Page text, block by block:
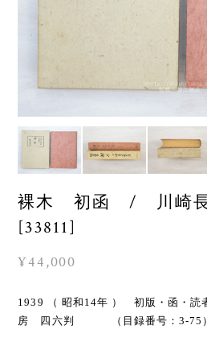
裸木 初函 / 川崎
[33811]
¥44,000
1939 （ 昭和14年 ） 初版・函・
房 四六判 （目録番号：3-75）